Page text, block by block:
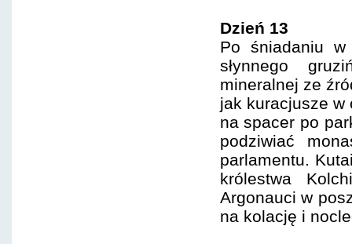
Dzień 13
Po śniadaniu
słynnego
mineralnej ze
jak kuracjusze w
na spacer po
podziwiać
parlamentu.
królestwa
Argonauci w
na kolację i